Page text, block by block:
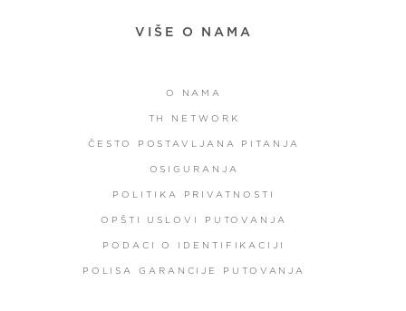
VIŠE O NAMA
O NAMA
TH NETWORK
ČESTO POSTAVLJANA PITANJA
OSIGURANJA
POLITIKA PRIVATNOSTI
OPŠTI USLOVI PUTOVANJA
PODACI O IDENTIFIKACIJI
POLISA GARANCIJE PUTOVANJA